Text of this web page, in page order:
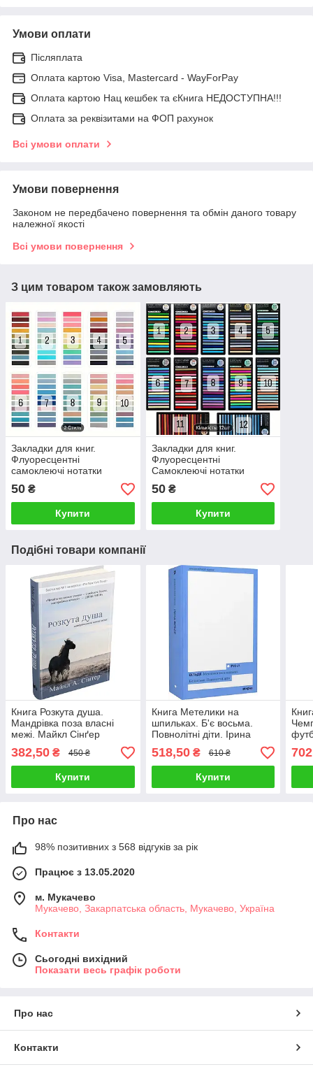
Умови оплати
Післяплата
Оплата картою Visa, Mastercard - WayForPay
Оплата картою Нац кешбек та єКнига НЕДОСТУПНА!!!
Оплата за реквізитами на ФОП рахунок
Всі умови оплати
Умови повернення
Законом не передбачено повернення та обмін даного товару
належної якості
Всі умови повернення
З цим товаром також замовляють
Закладки для книг.
Флуоресцентні
самоклеючі нотатки
50 ₴
Купити
Закладки для книг.
Флуоресцентні
Самоклеючі нотатки
50₴
Купити
Подібні товари компанії
Книга Розкута душа.
Мандрівка поза власні
межі. Майкл Сінґер
382,50 ₴ 450 ₴
Купити
Книга Метелики на
шпильках. Б'є восьма.
Повнолітні діти. Ірина
518,50₴ 610 ₴
Купити
702
Про нас
98% позитивних з 568 відгуків за рік
Працює з 13.05.2020
м. Мукачево
Мукачево, Закарпатська область, Мукачево, Україна
Контакти
Сьогодні вихідний
Показати весь графік роботи
Про нас
Контакти